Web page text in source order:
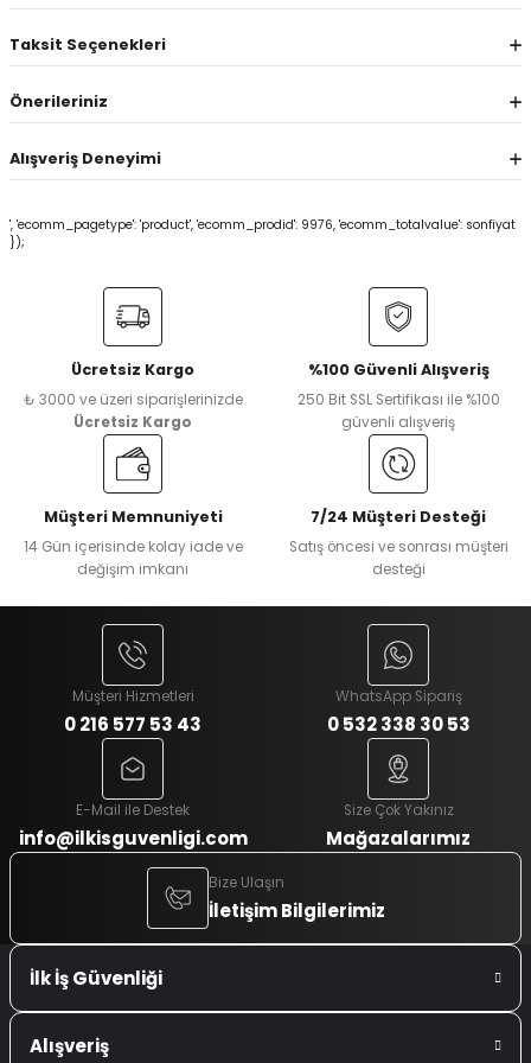
Taksit Seçenekleri
Önerileriniz
Alışveriş Deneyimi
', 'ecomm_pagetype': 'product', 'ecomm_prodid': 9976, 'ecomm_totalvalue': sonfiyat
});
Ücretsiz Kargo
₺ 3000 ve üzeri siparişlerinizde
Ücretsiz Kargo
%100 Güvenli Alışveriş
250 Bit SSL Sertifikası ile %100
güvenli alışveriş
Müşteri Memnuniyeti
14 Gün içerisinde kolay iade ve
değişim imkanı
7/24 Müşteri Desteği
Satış öncesi ve sonrası müşteri
desteği
Müşteri Hizmetleri
0 216 577 53 43
WhatsApp Sipariş
0 532 338 30 53
E-Mail ile Destek
info@ilkisguvenligi.com
Size Çok Yakınız
Mağazalarımız
Bize Ulaşın
İletişim Bilgilerimiz
İlk İş Güvenliği
Alışveriş